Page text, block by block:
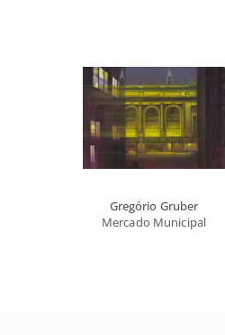
Gregório Gruber
Mercado Municipal